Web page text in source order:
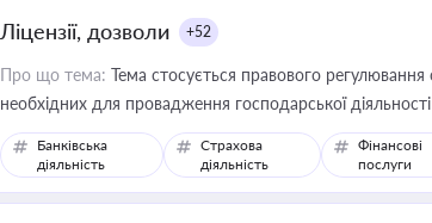
Ліцензії, дозволи +52
Про що тема: Тема стосується правового
необхідних для провадження господарської діяльності
Банківська
діяльність
Страхова
діяльність
Фінансові
послуги